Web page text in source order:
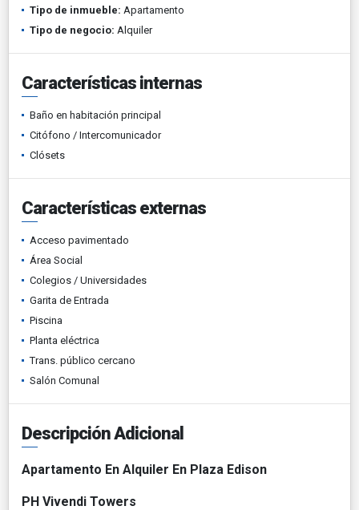
Tipo de inmueble: Apartamento
Tipo de negocio: Alquiler
Características internas
Baño en habitación principal
Citófono / Intercomunicador
Clósets
Características externas
Acceso pavimentado
Área Social
Colegios / Universidades
Garita de Entrada
Piscina
Planta eléctrica
Trans. público cercano
Salón Comunal
Descripción Adicional
Apartamento En Alquiler En Plaza Edison
PH Vivendi Towers